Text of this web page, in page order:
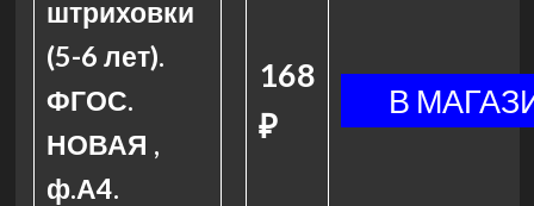
штриховки
(5-6 лет).
ФГОС.
НОВАЯ ,
ф.А4.
168
₽